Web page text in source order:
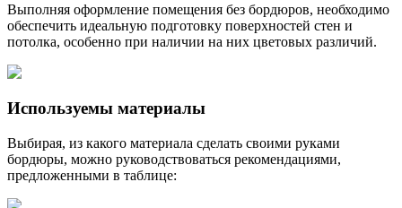
Выполняя оформление помещения без бордюров, необходимо
обеспечить идеальную подготовку поверхностей стен и
потолка, особенно при наличии на них цветовых различий.
Используемы материалы
Выбирая, из какого материала сделать своими руками
бордюры, можно руководствоваться рекомендациями,
предложенными в таблице: